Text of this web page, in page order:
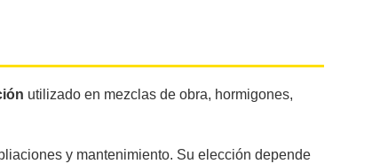
utilizado en mezclas de obra, hormigones,
y mantenimiento. Su elección depende